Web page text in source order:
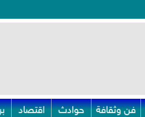
فن وثقافة حوادث اقتصاد